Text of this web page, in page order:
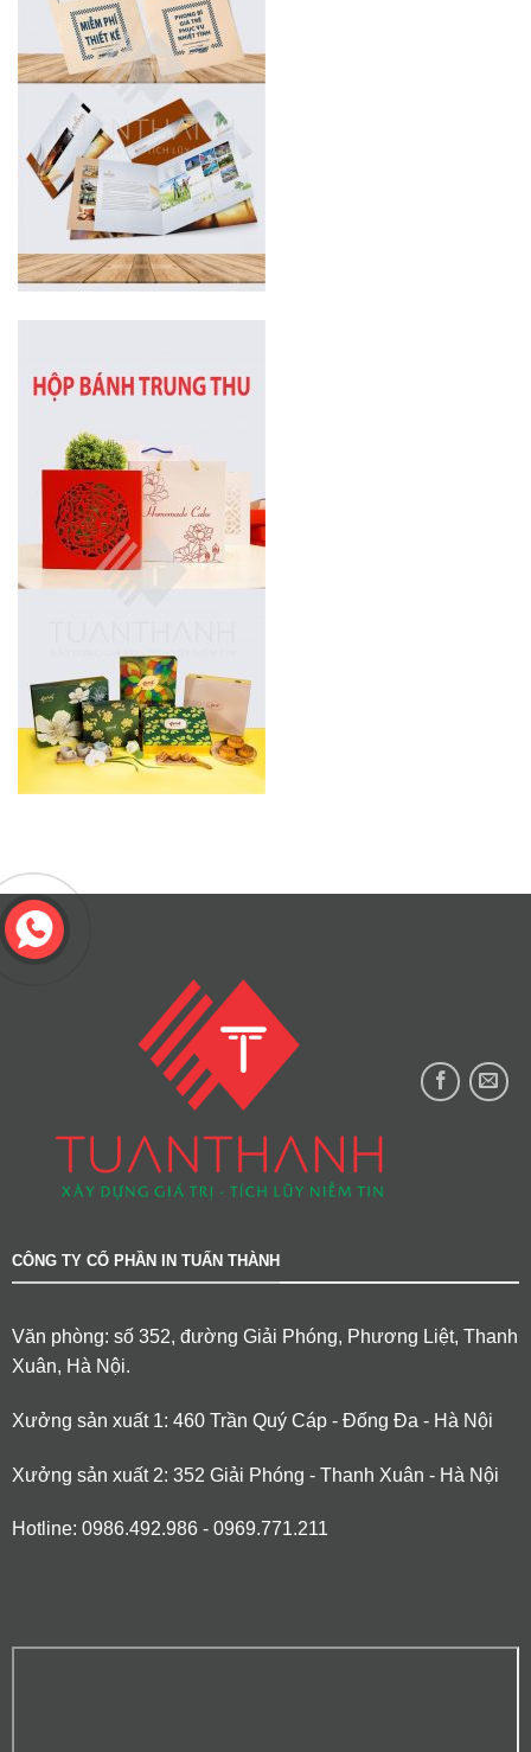
CÔNG TY CỔ PHẦN IN TUẤN THÀNH
Văn phòng: số 352, đường Giải Phóng, Phương Liệt, Thanh
Xuân, Hà Nội.
Xưởng sản xuất 1: 460 Trần Quý Cáp - Đống Đa - Hà Nội
Xưởng sản xuất 2: 352 Giải Phóng - Thanh Xuân - Hà Nội
Hotline: 0986.492.986 - 0969.771.211